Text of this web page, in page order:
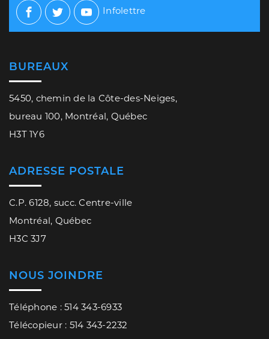
Facebook
TwitterYoutube
Infolettre
BUREAUX
5450, chemin de la Côte-des-Neiges,
bureau 100, Montréal, Québec
H3T 1Y6
ADRESSE POSTALE
C.P. 6128, succ. Centre-ville
Montréal, Québec
H3C 3J7
NOUS JOINDRE
Téléphone : 514 343-6933
Télécopieur : 514 343-2232